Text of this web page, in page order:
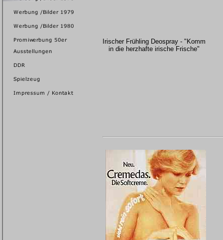
Irischer Frühling Deospray - "Komm
in die herzhafte irische Frische"